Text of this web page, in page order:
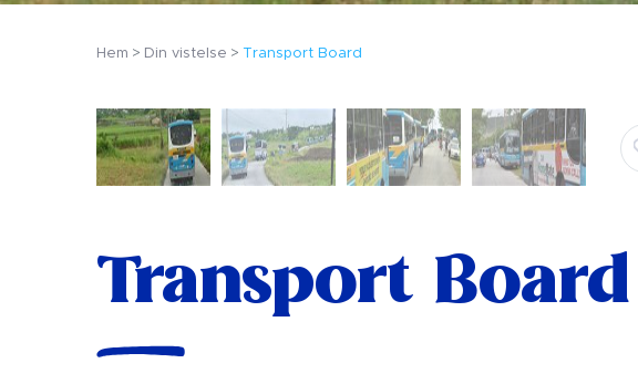
Hem Din vistelse Transport Board
Transport Board